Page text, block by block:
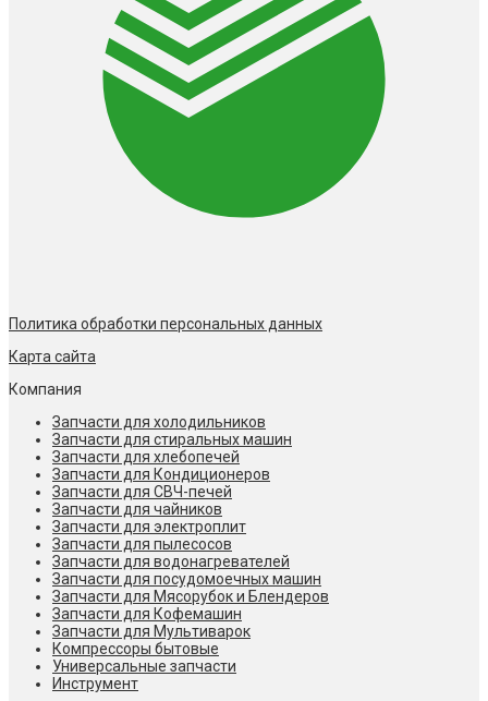
Политика обработки персональных данных
Карта сайта
Компания
Запчасти для холодильников
Запчасти для стиральных машин
Запчасти для хлебопечей
Запчасти для Кондиционеров
Запчасти для СВЧ-печей
Запчасти для чайников
Запчасти для электроплит
Запчасти для пылесосов
Запчасти для водонагревателей
Запчасти для посудомоечных машин
Запчасти для Мясорубок и Блендеров
Запчасти для Кофемашин
Запчасти для Мультиварок
Компрессоры бытовые
Универсальные запчасти
Инструмент